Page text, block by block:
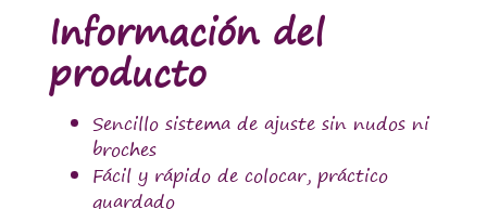
Información del
producto
Sencillo sistema de ajuste sin nudos ni
broches
Fácil y rápido de colocar, práctico
guardado